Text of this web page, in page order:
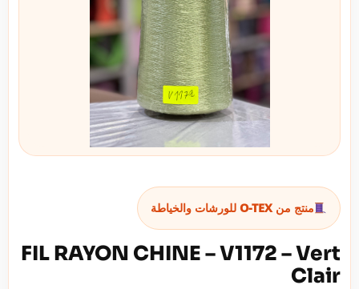
منتج من O-TEX للورشات والخياطة
FIL RAYON CHINE – V1172 – Vert
Clair